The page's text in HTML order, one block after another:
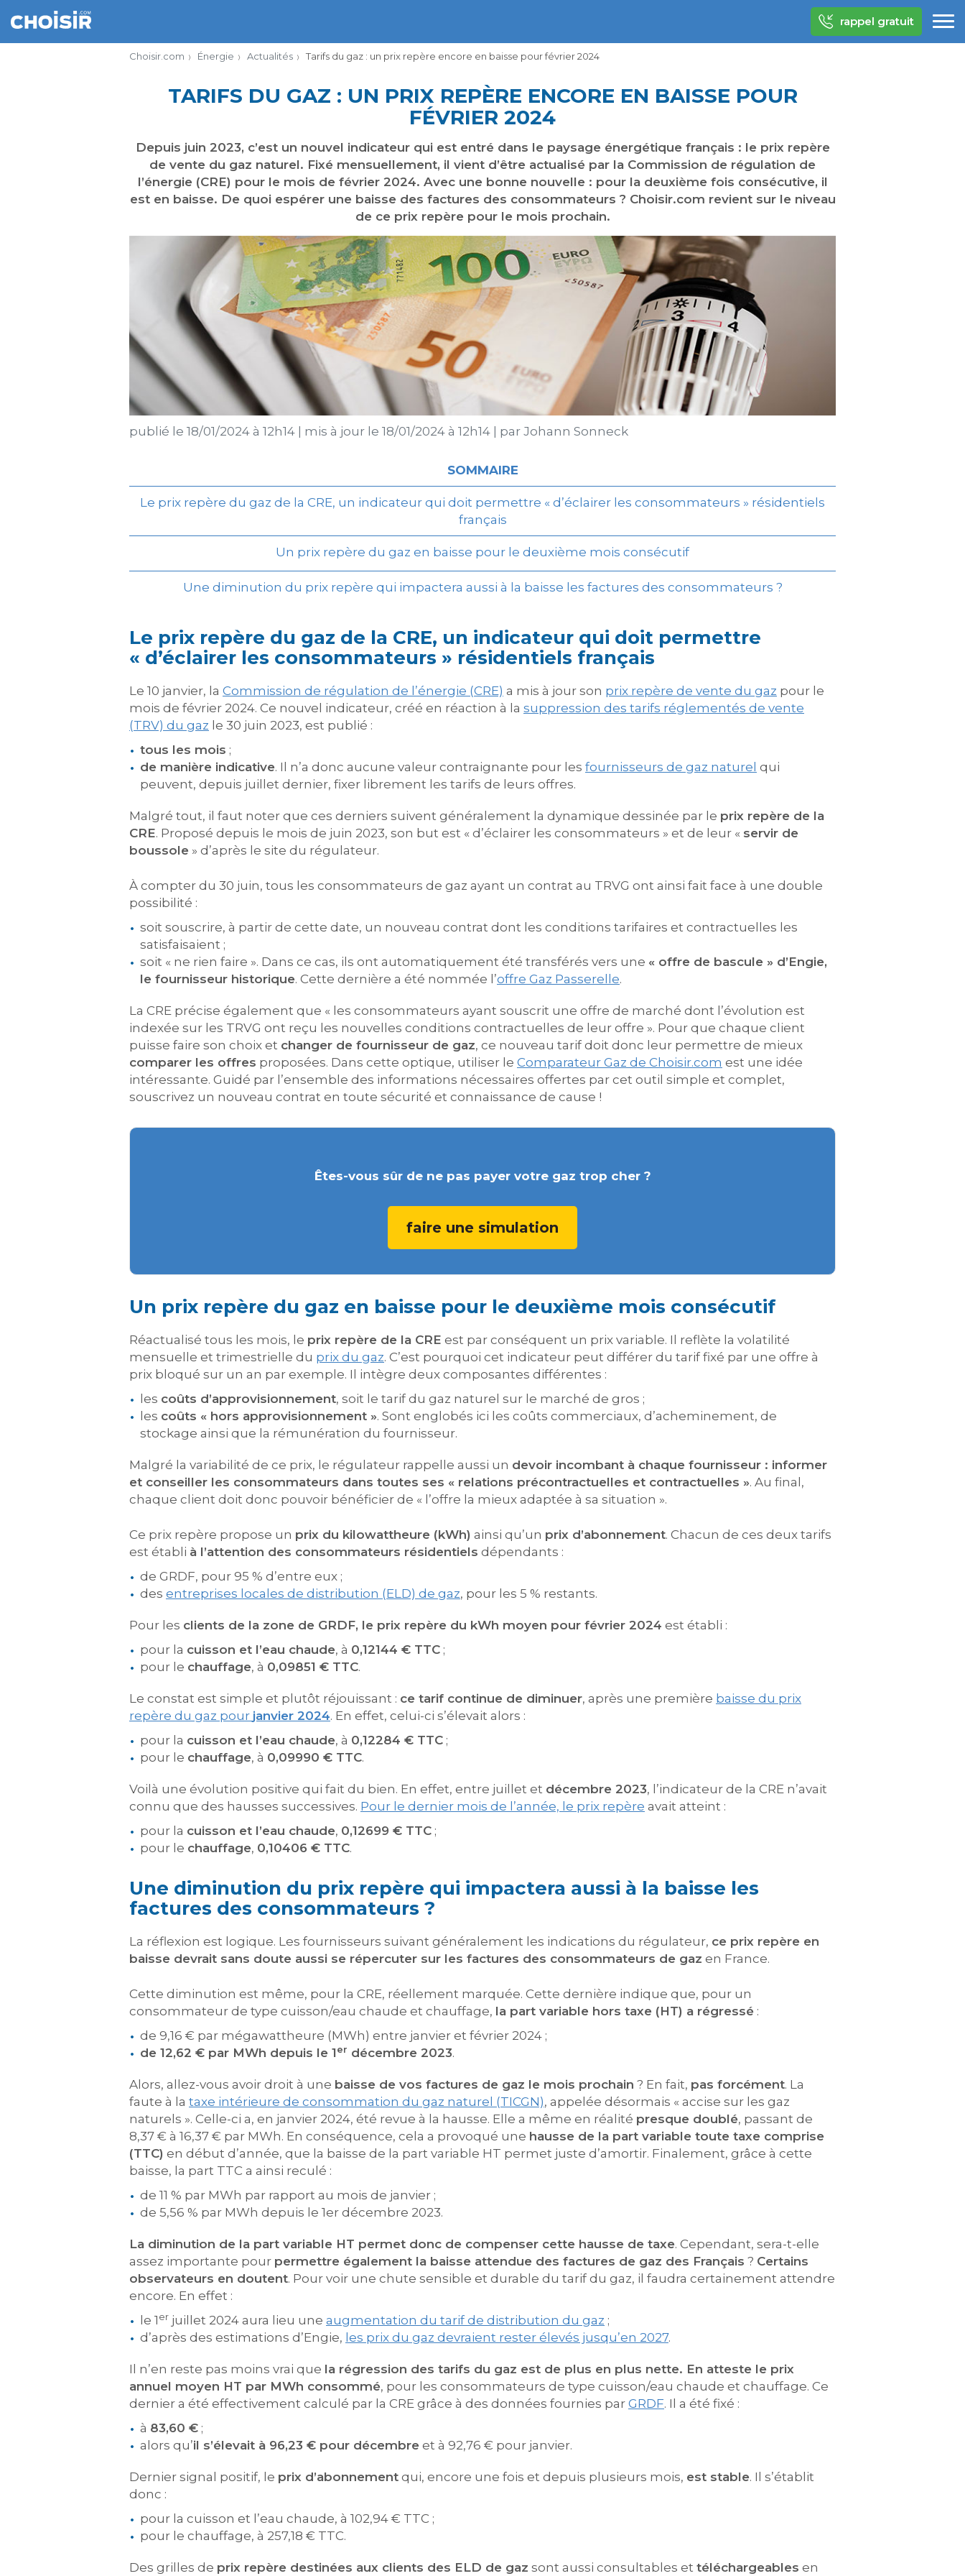
rappel gratuit
Choisir.com Énergie Actualités Tarifs du gaz : un prix repère encore en baisse pour février 2024
TARIFS DU GAZ : UN PRIX REPÈRE ENCORE EN BAISSE POUR
FÉVRIER 2024
Depuis juin 2023, c’est un nouvel indicateur qui est entré dans le paysage énergétique français : le prix repère
de vente du gaz naturel. Fixé mensuellement, il vient d’être actualisé par la Commission de régulation de
l’énergie (CRE) pour le mois de février 2024. Avec une bonne nouvelle : pour la deuxième fois consécutive, il
est en baisse. De quoi espérer une baisse des factures des consommateurs ? Choisir.com revient sur le niveau
de ce prix repère pour le mois prochain.
publié le 18/01/2024 à 12h14 mis à jour le 18/01/2024 à 12h14 par Johann Sonneck
SOMMAIRE
Le prix repère du gaz de la CRE, un indicateur qui doit permettre « d’éclairer les consommateurs » résidentiels
français
Un prix repère du gaz en baisse pour le deuxième mois consécutif
Une diminution du prix repère qui impactera aussi à la baisse les factures des consommateurs ?
Le prix repère du gaz de la CRE, un indicateur qui doit permettre
« d’éclairer les consommateurs » résidentiels français
Le 10 janvier, la Commission de régulation de l’énergie (CRE) a mis à jour son prix repère de vente du gaz pour le
mois de février 2024. Ce nouvel indicateur, créé en réaction à la suppression des tarifs réglementés de vente
(TRV) du gaz le 30 juin 2023, est publié :
tous les mois ;
de manière indicative. Il n’a donc aucune valeur contraignante pour les fournisseurs de gaz naturel qui
peuvent, depuis juillet dernier, fixer librement les tarifs de leurs offres.
Malgré tout, il faut noter que ces derniers suivent généralement la dynamique dessinée par le prix repère de la
CRE. Proposé depuis le mois de juin 2023, son but est « d’éclairer les consommateurs » et de leur « servir de
boussole » d’après le site du régulateur.
À compter du 30 juin, tous les consommateurs de gaz ayant un contrat au TRVG ont ainsi fait face à une double
possibilité :
soit souscrire, à partir de cette date, un nouveau contrat dont les conditions tarifaires et contractuelles les
satisfaisaient ;
soit « ne rien faire ». Dans ce cas, ils ont automatiquement été transférés vers une « offre de bascule » d’Engie,
le fournisseur historique. Cette dernière a été nommée l’offre Gaz Passerelle.
La CRE précise également que « les consommateurs ayant souscrit une offre de marché dont l’évolution est
indexée sur les TRVG ont reçu les nouvelles conditions contractuelles de leur offre ». Pour que chaque client
puisse faire son choix et changer de fournisseur de gaz, ce nouveau tarif doit donc leur permettre de mieux
comparer les offres proposées. Dans cette optique, utiliser le Comparateur Gaz de Choisir.com est une idée
intéressante. Guidé par l’ensemble des informations nécessaires offertes par cet outil simple et complet,
souscrivez un nouveau contrat en toute sécurité et connaissance de cause !
Êtes-vous sûr de ne pas payer votre gaz trop cher ?
faire une simulation
Un prix repère du gaz en baisse pour le deuxième mois consécutif
Réactualisé tous les mois, le prix repère de la CRE est par conséquent un prix variable. Il reflète la volatilité
mensuelle et trimestrielle du prix du gaz. C’est pourquoi cet indicateur peut différer du tarif fixé par une offre à
prix bloqué sur un an par exemple. Il intègre deux composantes différentes :
les coûts d’approvisionnement, soit le tarif du gaz naturel sur le marché de gros ;
les coûts « hors approvisionnement ». Sont englobés ici les coûts commerciaux, d’acheminement, de
stockage ainsi que la rémunération du fournisseur.
Malgré la variabilité de ce prix, le régulateur rappelle aussi un devoir incombant à chaque fournisseur : informer
et conseiller les consommateurs dans toutes ses « relations précontractuelles et contractuelles ». Au final,
chaque client doit donc pouvoir bénéficier de « l’offre la mieux adaptée à sa situation ».
Ce prix repère propose un prix du kilowattheure (kWh) ainsi qu’un prix d’abonnement. Chacun de ces deux tarifs
est établi à l’attention des consommateurs résidentiels dépendants :
de GRDF, pour 95 % d’entre eux ;
des entreprises locales de distribution (ELD) de gaz, pour les 5 % restants.
Pour les clients de la zone de GRDF, le prix repère du kWh moyen pour février 2024 est établi :
pour la cuisson et l’eau chaude, à 0,12144 € TTC ;
pour le chauffage, à 0,09851 € TTC.
Le constat est simple et plutôt réjouissant : ce tarif continue de diminuer, après une première baisse du prix
repère du gaz pour janvier 2024. En effet, celui-ci s’élevait alors :
pour la cuisson et l’eau chaude, à 0,12284 € TTC ;
pour le chauffage, à 0,09990 € TTC.
Voilà une évolution positive qui fait du bien. En effet, entre juillet et décembre 2023, l’indicateur de la CRE n’avait
connu que des hausses successives. Pour le dernier mois de l’année, le prix repère avait atteint :
pour la cuisson et l’eau chaude, 0,12699 € TTC ;
pour le chauffage, 0,10406 € TTC.
Une diminution du prix repère qui impactera aussi à la baisse les
factures des consommateurs ?
La réflexion est logique. Les fournisseurs suivant généralement les indications du régulateur, ce prix repère en
baisse devrait sans doute aussi se répercuter sur les factures des consommateurs de gaz en France.
Cette diminution est même, pour la CRE, réellement marquée. Cette dernière indique que, pour un
consommateur de type cuisson/eau chaude et chauffage, la part variable hors taxe (HT) a régressé :
de 9,16 € par mégawattheure (MWh) entre janvier et février 2024 ;
de 12,62 € par MWh depuis le 1er décembre 2023.
Alors, allez-vous avoir droit à une baisse de vos factures de gaz le mois prochain ? En fait, pas forcément. La
faute à la taxe intérieure de consommation du gaz naturel (TICGN), appelée désormais « accise sur les gaz
naturels ». Celle-ci a, en janvier 2024, été revue à la hausse. Elle a même en réalité presque doublé, passant de
8,37 € à 16,37 € par MWh. En conséquence, cela a provoqué une hausse de la part variable toute taxe comprise
(TTC) en début d’année, que la baisse de la part variable HT permet juste d’amortir. Finalement, grâce à cette
baisse, la part TTC a ainsi reculé :
de 11 % par MWh par rapport au mois de janvier ;
de 5,56 % par MWh depuis le 1er décembre 2023.
La diminution de la part variable HT permet donc de compenser cette hausse de taxe. Cependant, sera-t-elle
assez importante pour permettre également la baisse attendue des factures de gaz des Français ? Certains
observateurs en doutent. Pour voir une chute sensible et durable du tarif du gaz, il faudra certainement attendre
encore. En effet :
le 1 er juillet 2024 aura lieu une augmentation du tarif de distribution du gaz ;
d’après des estimations d’Engie, les prix du gaz devraient rester élevés jusqu’en 2027.
Il n’en reste pas moins vrai que la régression des tarifs du gaz est de plus en plus nette. En atteste le prix
annuel moyen HT par MWh consommé, pour les consommateurs de type cuisson/eau chaude et chauffage. Ce
dernier a été effectivement calculé par la CRE grâce à des données fournies par GRDF. Il a été fixé :
à 83,60 € ;
alors qu’il s’élevait à 96,23 € pour décembre et à 92,76 € pour janvier.
Dernier signal positif, le prix d’abonnement qui, encore une fois et depuis plusieurs mois, est stable. Il s’établit
donc :
pour la cuisson et l’eau chaude, à 102,94 € TTC ;
pour le chauffage, à 257,18 € TTC.
Des grilles de prix repère destinées aux clients des ELD de gaz sont aussi consultables et téléchargeables en